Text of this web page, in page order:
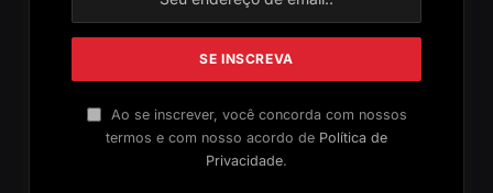
Ao se inscrever, você concorda com nossos
termos e com nosso acordo de Política de
Privacidade.